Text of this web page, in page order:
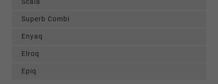
Scala
Superb Combi
Enyaq
Elroq
Epiq